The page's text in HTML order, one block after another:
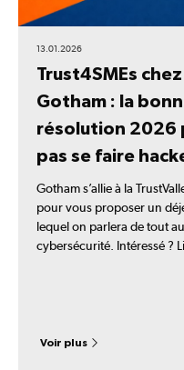
13.01.2026
Trust4SMEs chez
Gotham : la
résolution 2026
pas se faire
Gotham s’allie à la
pour vous proposer un
lequel on parlera de tout
cybersécurité. Intéressé ?
Voir plus